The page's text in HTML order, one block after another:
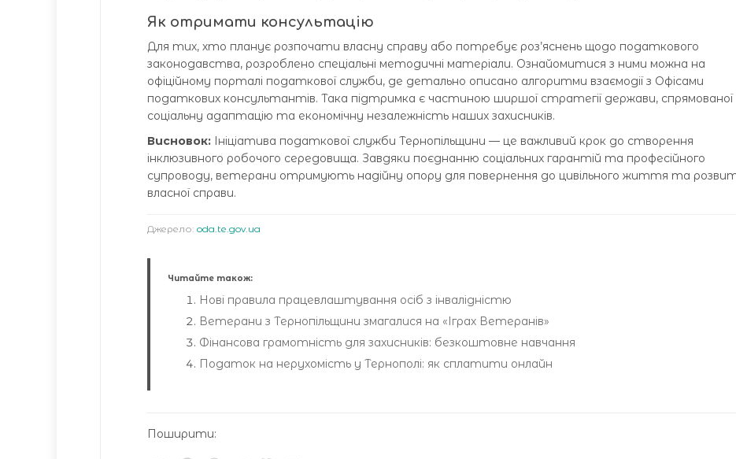
Як отримати консультацію
Для тих, хто планує розпочати власну справу або потребує роз’яснень щодо податкового
законодавства, розроблено спеціальні методичні матеріали. Ознайомитися з ними можна на
офіційному порталі податкової служби, де детально описано алгоритми взаємодії з Офісами
податкових консультантів. Така підтримка є частиною ширшої стратегії держави, спрямованої
соціальну адаптацію та економічну незалежність наших захисників.
Висновок: Ініціатива податкової служби Тернопільщини — це важливий крок до створення
інклюзивного робочого середовища. Завдяки поєднанню соціальних гарантій та професійного
супроводу, ветерани отримують надійну опору для повернення до цивільного життя та
власної справи.
Джерело: oda.te.gov.ua
Читайте також:
Нові правила працевлаштування осіб з інвалідністю
Ветерани з Тернопільщини змагалися на «Іграх Ветеранів»
Фінансова грамотність для захисників: безкоштовне навчання
Податок на нерухомість у Тернополі: як сплатити онлайн
Поширити: